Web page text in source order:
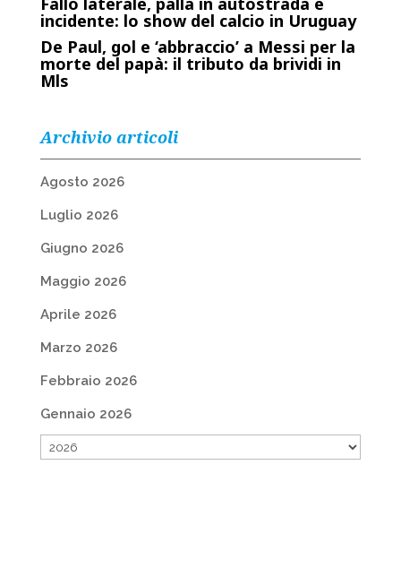
incidente: lo show del calcio in Uruguay
De Paul, gol e ‘abbraccio’ a Messi per la
morte del papà: il tributo da brividi in
Mls
Archivio articoli
Agosto 2026
Luglio 2026
Giugno 2026
Maggio 2026
Aprile 2026
Marzo 2026
Febbraio 2026
Gennaio 2026